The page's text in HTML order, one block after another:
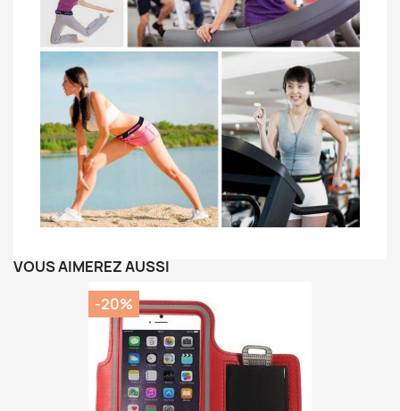
VOUS AIMEREZ AUSSI
-20%